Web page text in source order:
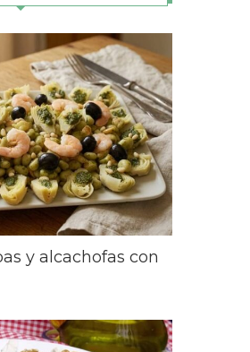
y alcachofas con